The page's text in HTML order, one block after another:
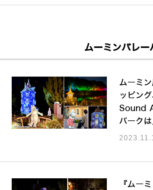
ムーミンバレー
ムーミ
ッピン
Sound
パーク
『ムー